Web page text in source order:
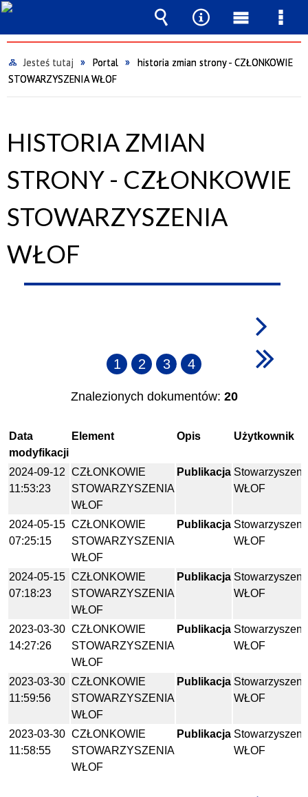
Jesteś tutaj Portal
historia zmian strony - CZŁONKOWIE
STOWARZYSZENIA WŁOF
HISTORIA ZMIAN
STRONY - CZŁONKOWIE
STOWARZYSZENIA
WŁOF
1 2 3 4
Znalezionych dokumentów: 20
Data
modyfikacji
Element Opis Użytkownik
2024-09-12
11:53:23
CZŁONKOWIE
STOWARZYSZENIA
WŁOF
Publikacja
WŁOF
2024-05-15
07:25:15
CZŁONKOWIE
STOWARZYSZENIA
WŁOF
Publikacja
WŁOF
2024-05-15
07:18:23
CZŁONKOWIE
STOWARZYSZENIA
WŁOF
Publikacja
WŁOF
2023-03-30
14:27:26
CZŁONKOWIE
STOWARZYSZENIA
WŁOF
Publikacja
WŁOF
2023-03-30
11:59:56
CZŁONKOWIE
STOWARZYSZENIA
WŁOF
Publikacja
WŁOF
2023-03-30
11:58:55
CZŁONKOWIE
STOWARZYSZENIA
WŁOF
Publikacja
WŁOF
Wyszukiwarka
Narzędzia
Menu
główne